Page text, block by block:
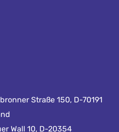
Straße 150, D-70191
Wall 10, D-20354